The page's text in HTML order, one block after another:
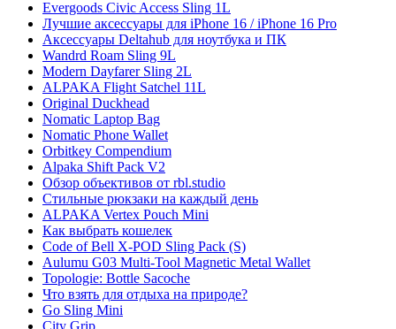
Evergoods Civic Access Sling 1L
Лучшие аксессуары для iPhone 16 / iPhone 16 Pro
Аксессуары Deltahub для ноутбука и ПК
Wandrd Roam Sling 9L
Modern Dayfarer Sling 2L
ALPAKA Flight Satchel 11L
Original Duckhead
Nomatic Laptop Bag
Nomatic Phone Wallet
Orbitkey Compendium
Alpaka Shift Pack V2
Обзор объективов от rbl.studio
Стильные рюкзаки на каждый день
ALPAKA Vertex Pouch Mini
Как выбрать кошелек
Code of Bell X-POD Sling Pack (S)
Aulumu G03 Multi-Tool Magnetic Metal Wallet
Topologie: Bottle Sacoche
Что взять для отдыха на природе?
Go Sling Mini